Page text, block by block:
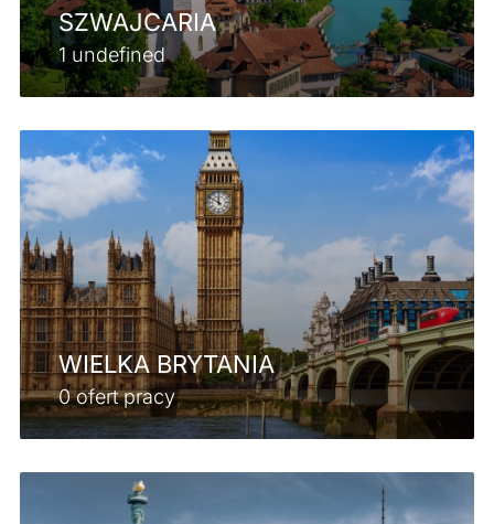
SZWAJCARIA
1 undefined
WIELKA BRYTANIA
0 ofert pracy